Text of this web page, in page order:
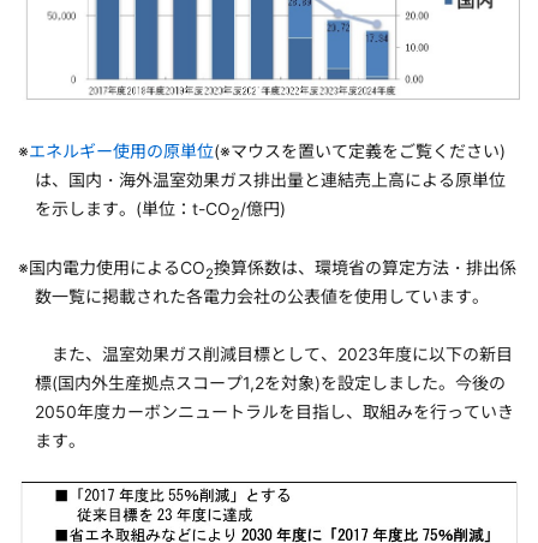
※エネルギー使用の原単位(※マウスを置いて定義をご覧ください)
は、国内・海外温室効果ガス排出量と連結売上高による原単位
を示します。(単位：t-CO2/億円)
※国内電力使用によるCO2換算係数は、環境省の算定方法・排出係
数一覧に掲載された各電力会社の公表値を使用しています。
また、温室効果ガス削減目標として、2023年度に以下の新目
標(国内外生産拠点スコープ1,2を対象)を設定しました。今後の
2050年度カーボンニュートラルを目指し、取組みを行っていき
ます。